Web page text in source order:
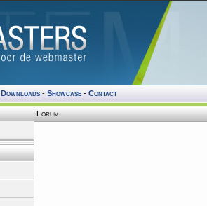
Downloads - Showcase - Contact
Forum